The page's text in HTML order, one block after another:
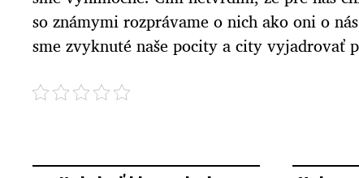
so známymi rozprávame o nich ako oni o
sme zvyknuté naše pocity a city vyjadrovať